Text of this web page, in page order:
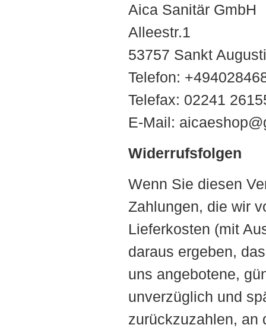
Aica Sanitär GmbH
Alleestr.1
53757 Sankt
Telefon:
Telefax: 02241
E-Mail:
Widerrufsfolgen
Wenn Sie diesen
Zahlungen, die wir
Lieferkosten (mit
daraus ergeben,
uns angebotene,
unverzüglich und
zurückzuzahlen, an